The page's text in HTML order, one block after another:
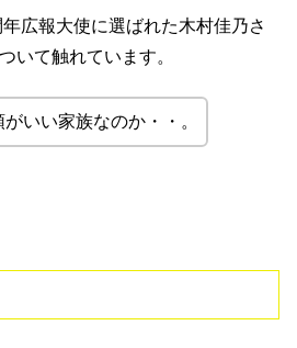
広報大使に選ばれた木村佳乃さ
いて触れています。
いい家族なのか・・。